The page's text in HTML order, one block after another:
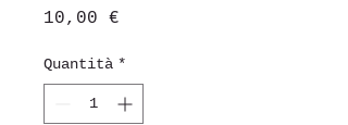
10,00 €
Quantità *